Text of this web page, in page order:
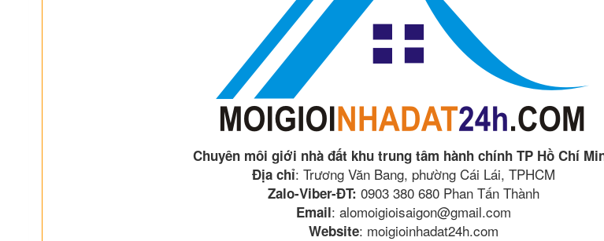
Chuyên môi giới nhà đất khu trung tâm hành chính TP Hồ Chí
Địa chỉ: Trương Văn Bang, phường Cái Lái, TPHCM
Zalo-Viber-ĐT: 0903 380 680 Phan Tấn Thành
Email: alomoigioisaigon@gmail.com
Website: moigioinhadat24h.com